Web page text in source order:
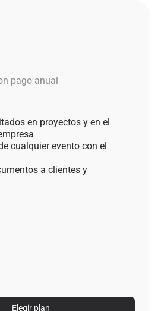
pago anual
en proyectos y en el
cualquier evento con el
a clientes y
Elegir plan